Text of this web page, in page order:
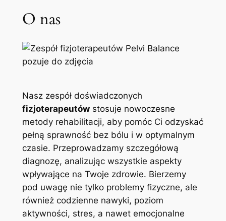
O nas
Nasz zespół doświadczonych
fizjoterapeutówstosuje nowoczesne
metody rehabilitacji, aby pomóc Ci odzyskać
pełną sprawność bez bólu i w optymalnym
czasie. Przeprowadzamy szczegółową
diagnozę, analizując wszystkie aspekty
wpływające na Twoje zdrowie. Bierzemy
pod uwagę nie tylko problemy fizyczne, ale
również codzienne nawyki, poziom
aktywności, stres, a nawet emocjonalne